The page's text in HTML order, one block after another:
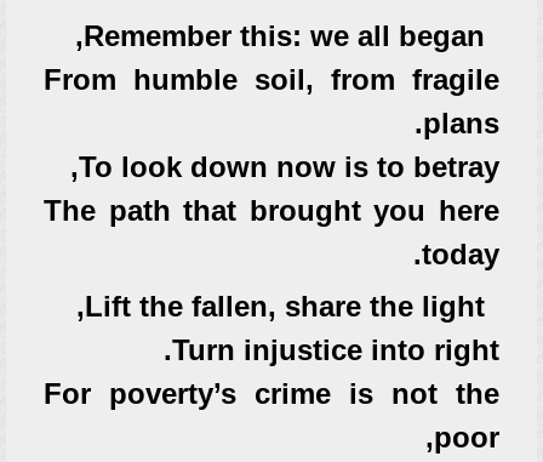
Remember this: we all began,
From humble soil, from fragile
plans.
To look down now is to betray,
The path that brought you here
today.
Lift the fallen, share the light,
Turn injustice into right.
For poverty’s crime is not the
poor,